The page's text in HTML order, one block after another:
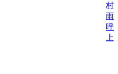
村
雨
呼